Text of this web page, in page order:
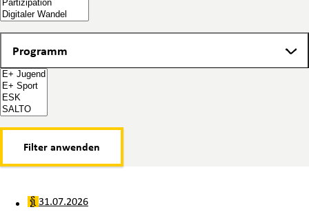
Programm
Filter anwenden
31.07.2026